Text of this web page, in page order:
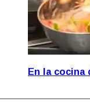
En la cocina